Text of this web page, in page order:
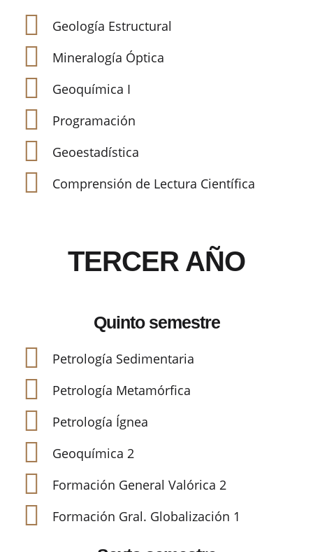
Geología Estructural
Mineralogía Óptica
Geoquímica I
Programación
Geoestadística
Comprensión de Lectura Científica
TERCER AÑO
Quinto semestre
Petrología Sedimentaria
Petrología Metamórfica
Petrología Ígnea
Geoquímica 2
Formación General Valórica 2
Formación Gral. Globalización 1